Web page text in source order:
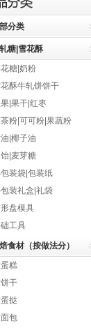
分类
糖|雪花酥
糖|奶粉
酥牛轧饼饼干
|果干|红枣
粉|可可粉|果蔬粉
|椰子油
|麦芽糖
装袋|包装纸
装礼盒|礼袋
盘模具
工具
食材（按做法分）
糕
干
挞
包